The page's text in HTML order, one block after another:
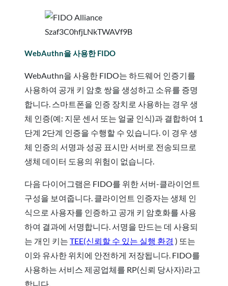
WebAuthn을 사용한 FIDO
WebAuthn을 사용한 FIDO는 하드웨어 인증기를
사용하여 공개 키 암호 쌍을 생성하고 소유를 증명
합니다. 스마트폰을 인증 장치로 사용하는 경우 생
체 인증(예: 지문 센서 또는 얼굴 인식)과 결합하여 1
단계 2단계 인증을 수행할 수 있습니다. 이 경우 생
체 인증의 서명과 성공 표시만 서버로 전송되므로
생체 데이터 도용의 위험이 없습니다.
다음 다이어그램은 FIDO를 위한 서버-클라이언트
구성을 보여줍니다. 클라이언트 인증자는 생체 인
식으로 사용자를 인증하고 공개 키 암호화를 사용
하여 결과에 서명합니다. 서명을 만드는 데 사용되
는 개인 키는 TEE(신뢰할 수 있는 실행 환경 ) 또는
이와 유사한 위치에 안전하게 저장됩니다. FIDO를
사용하는 서비스 제공업체를 RP(신뢰 당사자)라고
합니다.